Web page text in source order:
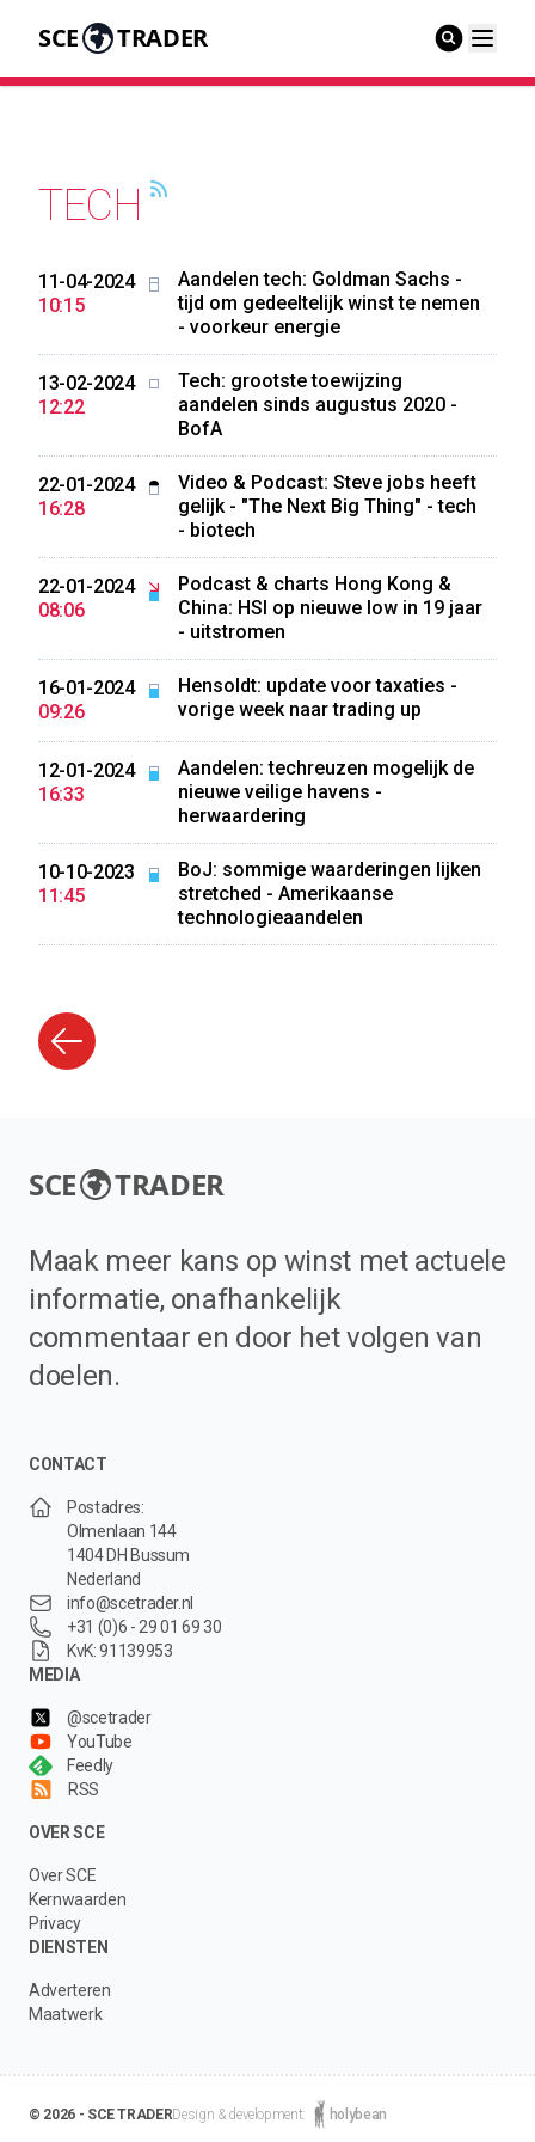
SCE TRADER
TECH
11-04-2024
10:15
Aandelen tech: Goldman Sachs -
tijd om gedeeltelijk winst te nemen
- voorkeur energie
13-02-2024
12:22
Tech: grootste toewijzing
aandelen sinds augustus 2020 -
BofA
22-01-2024
16:28
Video & Podcast: Steve jobs heeft
gelijk - "The Next Big Thing" - tech
- biotech
22-01-2024
08:06
Podcast & charts Hong Kong &
China: HSI op nieuwe low in 19 jaar
- uitstromen
16-01-2024
09:26
Hensoldt: update voor taxaties -
vorige week naar trading up
12-01-2024
16:33
Aandelen: techreuzen mogelijk de
nieuwe veilige havens -
herwaardering
10-10-2023
11:45
BoJ: sommige waarderingen lijken
stretched - Amerikaanse
technologieaandelen
SCE TRADER
Maak meer kans op winst met actuele
informatie, onafhankelijk
commentaar en door het volgen van
doelen.
CONTACT
Postadres:
Olmenlaan 144
1404 DH Bussum
Nederland
info@scetrader.nl
+31 (0)6 - 29 01 69 30
KvK: 91139953
MEDIA
@scetrader
YouTube
Feedly
RSS
OVER SCE
Over SCE
Kernwaarden
Privacy
DIENSTEN
Adverteren
Maatwerk
© 2026 - SCE TRADERDesign & development: holybean